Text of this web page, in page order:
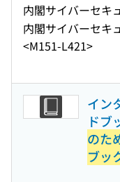
内閣サイバーセキ
内閣サイバーセキ
<M151-L421>
イン
ドブ
のた
ブッ